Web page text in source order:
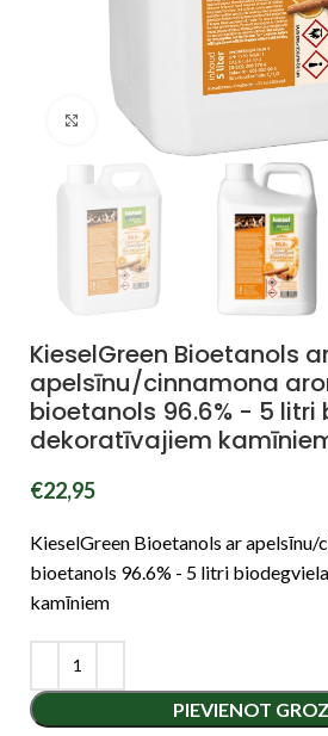
Noklikšķiniet, lai palielinātu
KieselGreen Bioetanols
apelsīnu/cinnamona
bioetanols 96.6% - 5
dekoratīvajiem
€22,95
KieselGreen Bioetanols ar apelsīnu/
bioetanols 96.6% - 5 litri
kamīniem
PIEVIENOT